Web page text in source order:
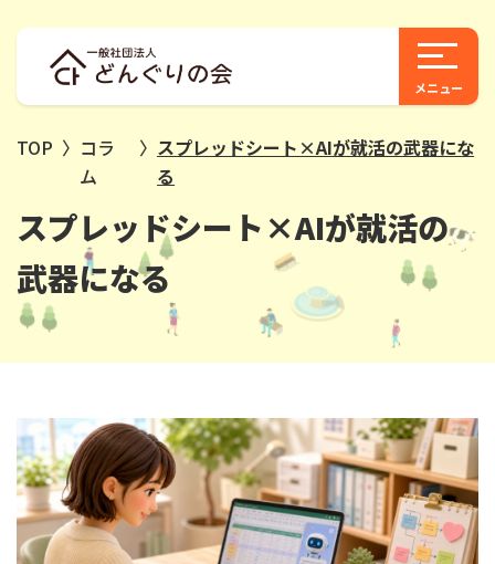
TOP 〉 コラ
ム
〉 スプレッドシート×AIが就活の武器にな
る
スプレッドシート×AIが就活の
武器になる